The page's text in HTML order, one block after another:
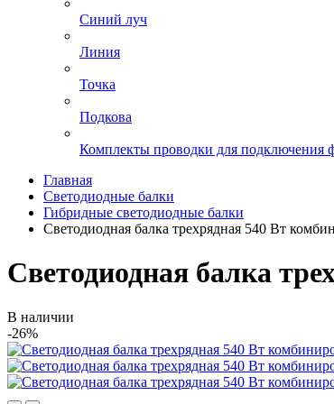
Синий луч
Линия
Точка
Подкова
Комплекты проводки для подключения
Главная
Светодиодные балки
Гибридные светодиодные балки
Светодиодная балка трехрядная 540 Вт
Светодиодная балка
В наличии
-26%